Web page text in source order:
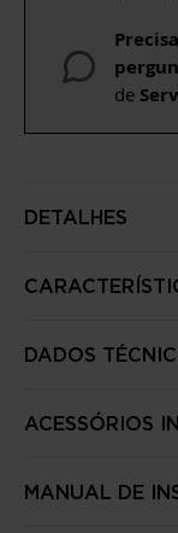
de
DETALHES
DADOS
ACESSÓRIOS
MANUAL DE